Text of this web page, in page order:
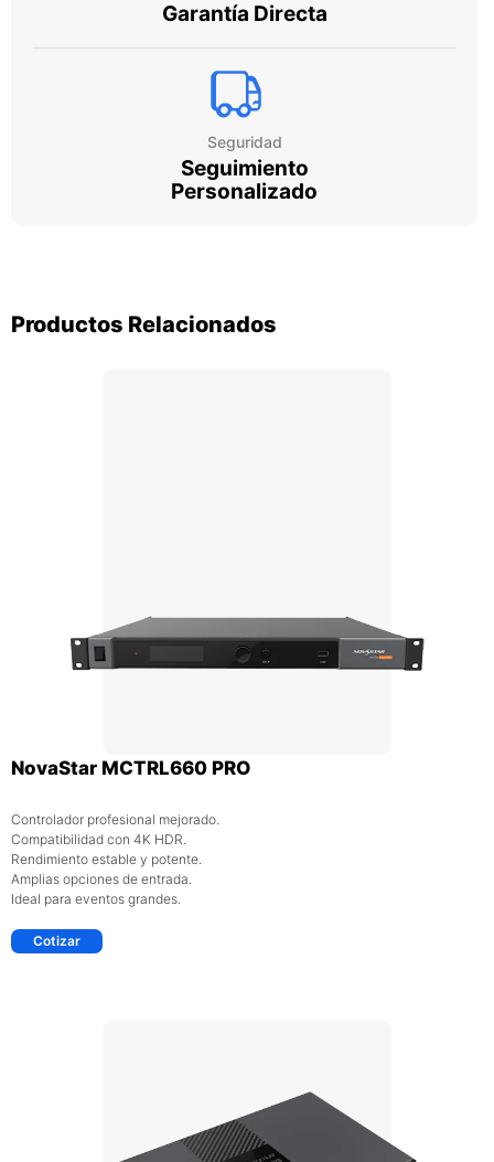
Garantía Directa
Seguridad
Seguimiento
Personalizado
Productos Relacionados
NovaStar MCTRL660 PRO
Controlador profesional mejorado.
Compatibilidad con 4K HDR.
Rendimiento estable y potente.
Amplias opciones de entrada.
Ideal para eventos grandes.
Cotizar